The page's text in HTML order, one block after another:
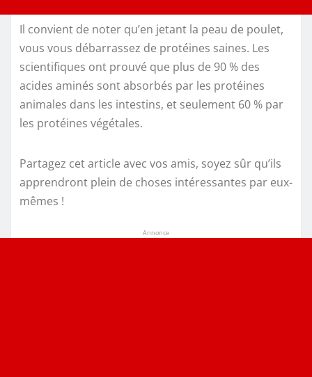
Il convient de noter qu’en jetant la peau de poulet,
vous vous débarrassez de protéines saines. Les
scientifiques ont prouvé que plus de 90 % des
acides aminés sont absorbés par les protéines
animales dans les intestins, et seulement 60 % par
les protéines végétales.
Partagez cet article avec vos amis, soyez sûr qu’ils
apprendront plein de choses intéressantes par eux-
mêmes !
Annonce